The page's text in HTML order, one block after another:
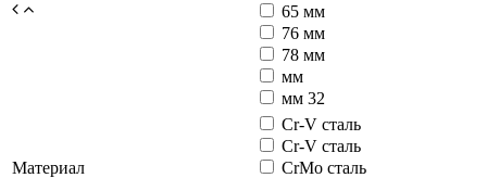
65 мм
76 мм
78 мм
мм
мм 32
Материал
Cr-V сталь
Cr-V сталь
CrMo сталь